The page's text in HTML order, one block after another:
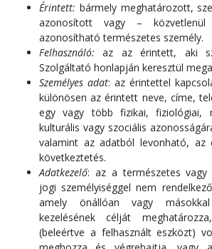
Érintett: bármely meghatározott,
azonosított vagy –
azonosítható természetes személy.
Felhasználó: az az érintett, aki
Szolgáltató honlapján keresztül
Személyes adat: az érintettel
különösen az érintett neve, címe,
egy vagy több fizikai, fiziológiai,
kulturális vagy szociális
valamint az adatból levonható, az
következtetés.
Adatkezelő: az a természetes vagy
jogi személyiséggel nem
amely önállóan vagy
kezelésének célját
(beleértve a felhasznált eszközt)